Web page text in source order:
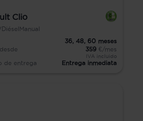
Clio
Diésel Manual
36, 48, 60 meses
359 €/mes
IVA incluido
de entrega Entrega inmediata